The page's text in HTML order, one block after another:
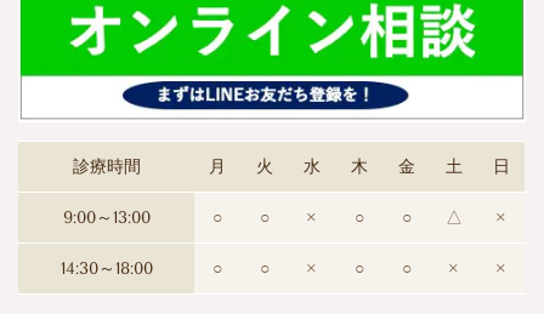
診療時間 月 火 水 木 金 土 日
9:00～13:00 ○ ○ × ○ ○ △ ×
14:30～18:00 ○ ○ × ○ ○ × ×